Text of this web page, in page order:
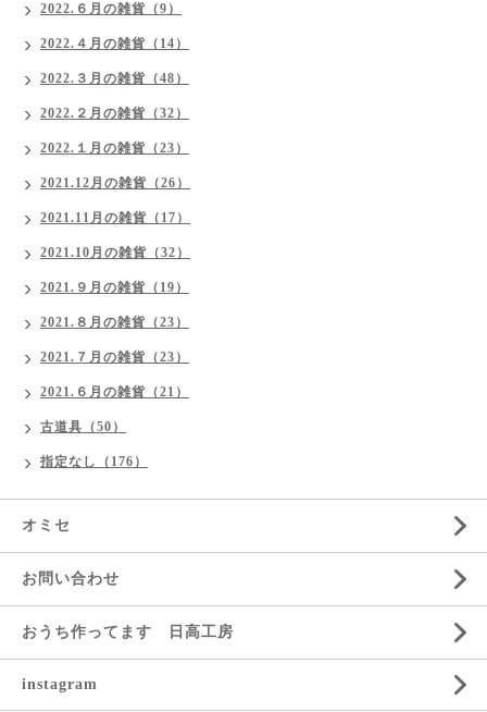
2022.６月の雑貨（9）
2022.４月の雑貨（14）
2022.３月の雑貨（48）
2022.２月の雑貨（32）
2022.１月の雑貨（23）
2021.12月の雑貨（26）
2021.11月の雑貨（17）
2021.10月の雑貨（32）
2021.９月の雑貨（19）
2021.８月の雑貨（23）
2021.７月の雑貨（23）
2021.６月の雑貨（21）
古道具（50）
指定なし（176）
オミセ
お問い合わせ
おうち作ってます 日高工房
instagram